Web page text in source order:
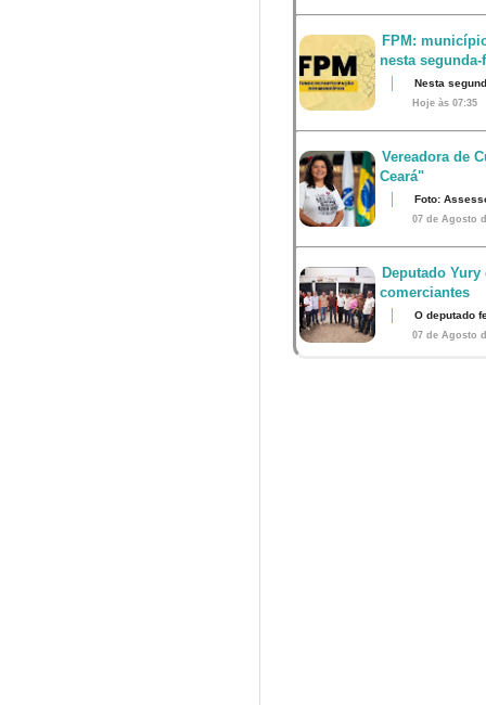
FPM:
nesta segunda-
Nesta
Hoje às 07:35
Vereadora de
Ceará"
Foto:
07 de Agosto
Deputado
comerciantes
O deputado
07 de Agosto